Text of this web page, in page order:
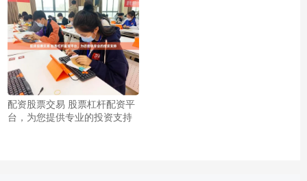
配资股票交易 股票杠杆配资平
台，为您提供专业的投资支持